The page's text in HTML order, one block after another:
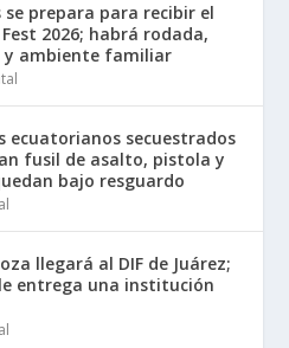
se prepara para recibir el
2026; habrá rodada,
y ambiente familiar
ecuatorianos secuestrados
fusil de asalto, pistola y
bajo resguardo
llegará al DIF de Juárez;
entrega una institución